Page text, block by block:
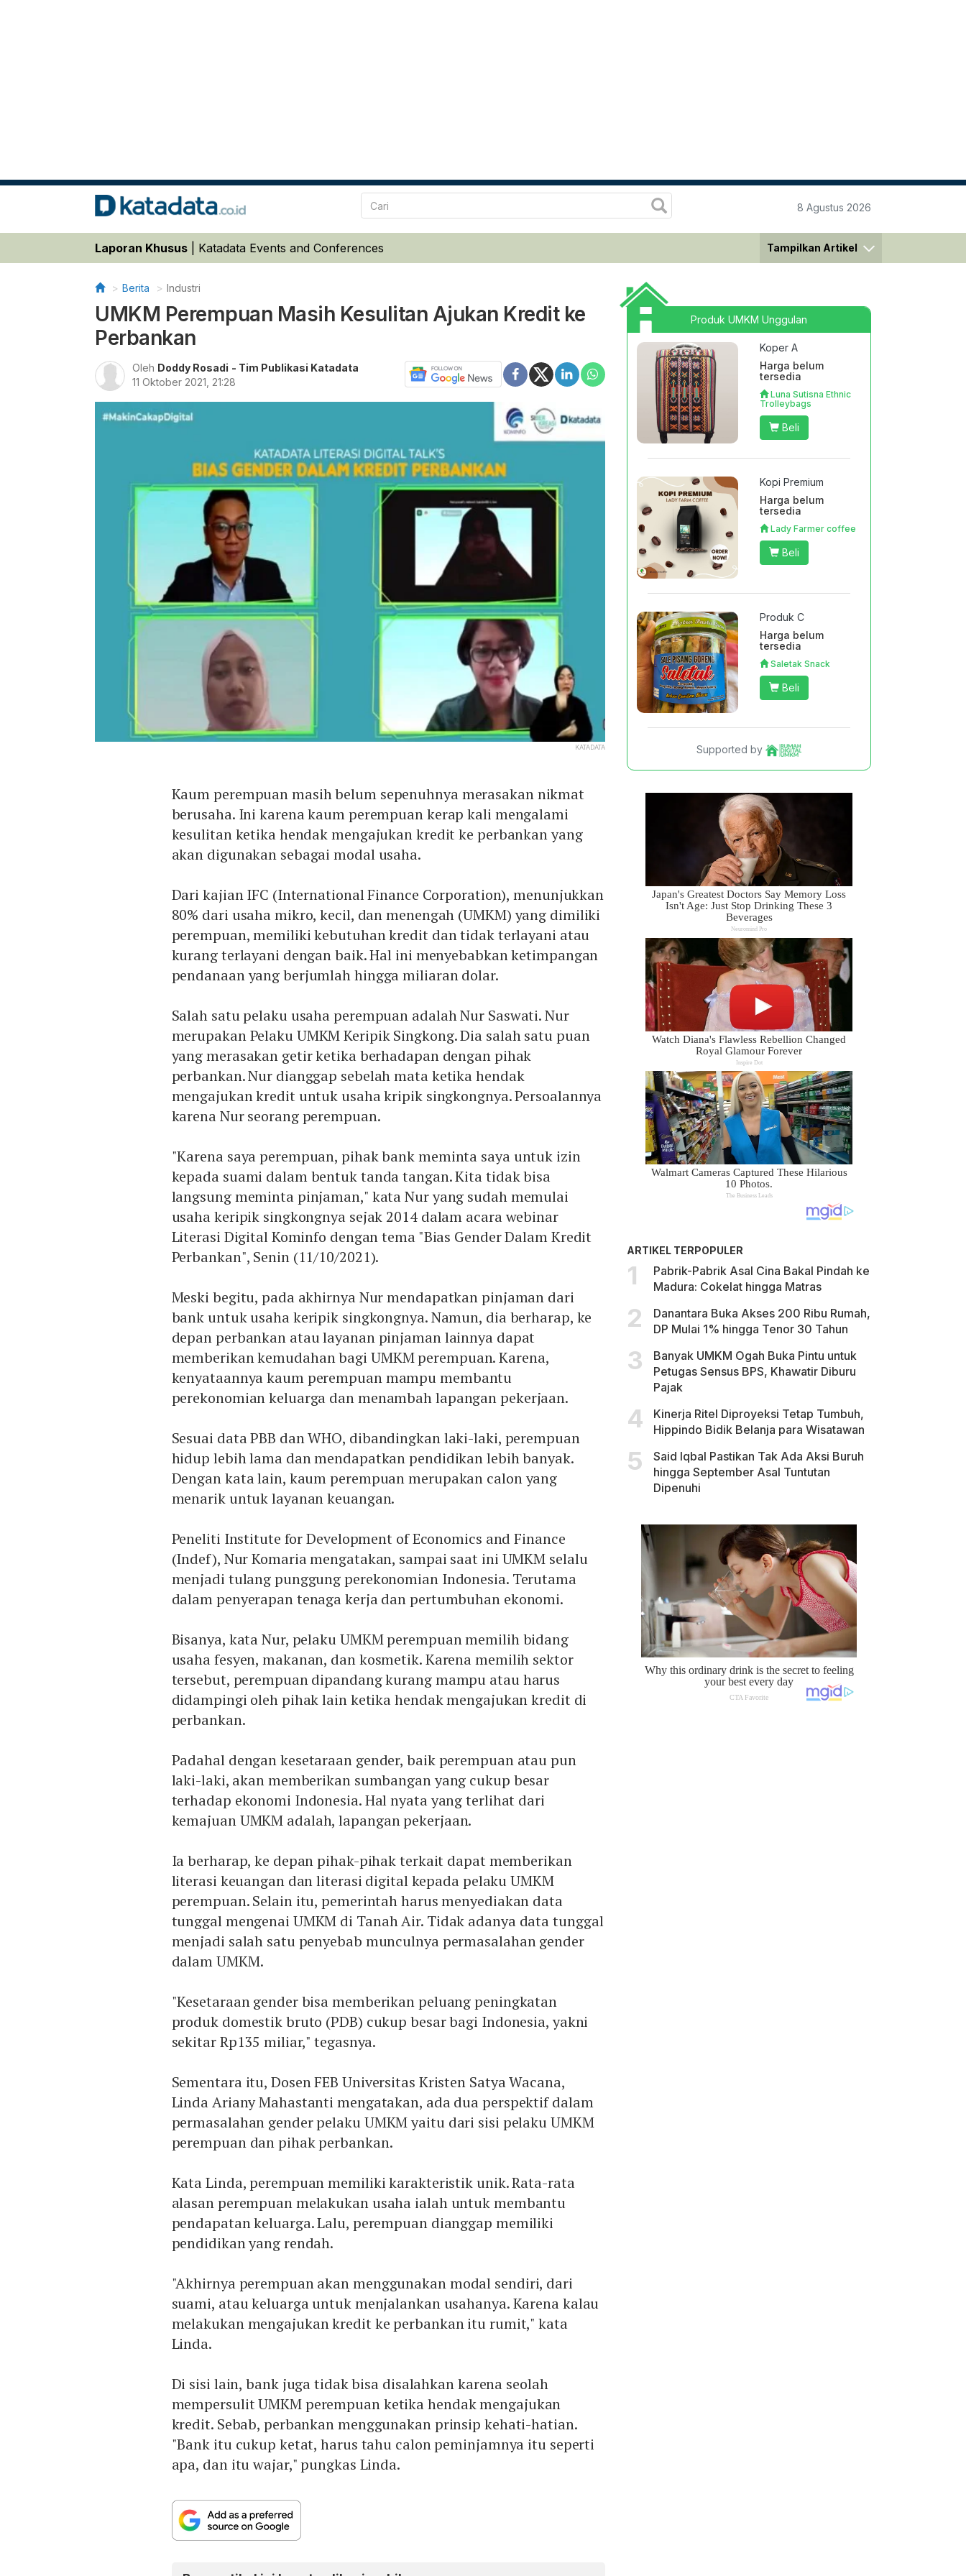
8 Agustus 2026
Laporan Khusus Katadata Events and Conferences Tampilkan Artikel
Berita Industri
UMKM Perempuan Masih Kesulitan Ajukan Kredit ke
Perbankan
Oleh Doddy Rosadi - Tim Publikasi Katadata
11 Oktober 2021, 21:28
KATADATA
Kaum perempuan masih belum sepenuhnya merasakan nikmat
berusaha. Ini karena kaum perempuan kerap kali mengalami
kesulitan ketika hendak mengajukan kredit ke perbankan yang
akan digunakan sebagai modal usaha.
Dari kajian IFC (International Finance Corporation), menunjukkan
80% dari usaha mikro, kecil, dan menengah (UMKM) yang dimiliki
perempuan, memiliki kebutuhan kredit dan tidak terlayani atau
kurang terlayani dengan baik. Hal ini menyebabkan ketimpangan
pendanaan yang berjumlah hingga miliaran dolar.
Salah satu pelaku usaha perempuan adalah Nur Saswati. Nur
merupakan Pelaku UMKM Keripik Singkong. Dia salah satu puan
yang merasakan getir ketika berhadapan dengan pihak
perbankan. Nur dianggap sebelah mata ketika hendak
mengajukan kredit untuk usaha kripik singkongnya. Persoalannya
karena Nur seorang perempuan.
"Karena saya perempuan, pihak bank meminta saya untuk izin
kepada suami dalam bentuk tanda tangan. Kita tidak bisa
langsung meminta pinjaman," kata Nur yang sudah memulai
usaha keripik singkongnya sejak 2014 dalam acara webinar
Literasi Digital Kominfo dengan tema "Bias Gender Dalam Kredit
Perbankan", Senin (11/10/2021).
Meski begitu, pada akhirnya Nur mendapatkan pinjaman dari
bank untuk usaha keripik singkongnya. Namun, dia berharap, ke
depan perbankan atau layanan pinjaman lainnya dapat
memberikan kemudahan bagi UMKM perempuan. Karena,
kenyataannya kaum perempuan mampu membantu
perekonomian keluarga dan menambah lapangan pekerjaan.
Sesuai data PBB dan WHO, dibandingkan laki-laki, perempuan
hidup lebih lama dan mendapatkan pendidikan lebih banyak.
Dengan kata lain, kaum perempuan merupakan calon yang
menarik untuk layanan keuangan.
Peneliti Institute for Development of Economics and Finance
(Indef), Nur Komaria mengatakan, sampai saat ini UMKM selalu
menjadi tulang punggung perekonomian Indonesia. Terutama
dalam penyerapan tenaga kerja dan pertumbuhan ekonomi.
Bisanya, kata Nur, pelaku UMKM perempuan memilih bidang
usaha fesyen, makanan, dan kosmetik. Karena memilih sektor
tersebut, perempuan dipandang kurang mampu atau harus
didampingi oleh pihak lain ketika hendak mengajukan kredit di
perbankan.
Padahal dengan kesetaraan gender, baik perempuan atau pun
laki-laki, akan memberikan sumbangan yang cukup besar
terhadap ekonomi Indonesia. Hal nyata yang terlihat dari
kemajuan UMKM adalah, lapangan pekerjaan.
Ia berharap, ke depan pihak-pihak terkait dapat memberikan
literasi keuangan dan literasi digital kepada pelaku UMKM
perempuan. Selain itu, pemerintah harus menyediakan data
tunggal mengenai UMKM di Tanah Air. Tidak adanya data tunggal
menjadi salah satu penyebab munculnya permasalahan gender
dalam UMKM.
"Kesetaraan gender bisa memberikan peluang peningkatan
produk domestik bruto (PDB) cukup besar bagi Indonesia, yakni
sekitar Rp135 miliar," tegasnya.
Sementara itu, Dosen FEB Universitas Kristen Satya Wacana,
Linda Ariany Mahastanti mengatakan, ada dua perspektif dalam
permasalahan gender pelaku UMKM yaitu dari sisi pelaku UMKM
perempuan dan pihak perbankan.
Kata Linda, perempuan memiliki karakteristik unik. Rata-rata
alasan perempuan melakukan usaha ialah untuk membantu
pendapatan keluarga. Lalu, perempuan dianggap memiliki
pendidikan yang rendah.
"Akhirnya perempuan akan menggunakan modal sendiri, dari
suami, atau keluarga untuk menjalankan usahanya. Karena kalau
melakukan mengajukan kredit ke perbankan itu rumit," kata
Linda.
Di sisi lain, bank juga tidak bisa disalahkan karena seolah
mempersulit UMKM perempuan ketika hendak mengajukan
kredit. Sebab, perbankan menggunakan prinsip kehati-hatian.
"Bank itu cukup ketat, harus tahu calon peminjamnya itu seperti
apa, dan itu wajar," pungkas Linda.
Produk UMKM Unggulan
Koper A
Harga belum
tersedia
Luna Sutisna Ethnic
Trolleybags
Beli
Kopi Premium
Harga belum
tersedia
Lady Farmer coffee
Beli
Produk C
Harga belum
tersedia
Saletak Snack
Beli
Supported by
ARTIKEL TERPOPULER
Pabrik-Pabrik Asal Cina Bakal Pindah ke
Madura: Cokelat hingga Matras
Danantara Buka Akses 200 Ribu Rumah,
DP Mulai 1% hingga Tenor 30 Tahun
Banyak UMKM Ogah Buka Pintu untuk
Petugas Sensus BPS, Khawatir Diburu
Pajak
Kinerja Ritel Diproyeksi Tetap Tumbuh,
Hippindo Bidik Belanja para Wisatawan
Said Iqbal Pastikan Tak Ada Aksi Buruh
hingga September Asal Tuntutan
Dipenuhi